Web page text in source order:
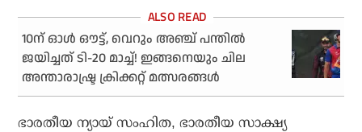
10ന് ഓള്‍ ഔട്ട്, വെറും അഞ്ച് പന്തില്‍
ജയിച്ചത് ടി-20 മാച്ച്! ഇങ്ങനെയും ചില
അന്താരാഷ്ട്ര ക്രിക്കറ്റ് മത്സരങ്ങള്‍
ഭാരതീയ ന്യായ് സംഹിത, ഭാരതീയ സാക്ഷ്യ